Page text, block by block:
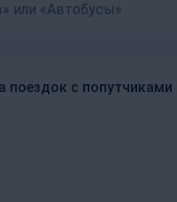
или «Автобусы»
поездок с попутчиками